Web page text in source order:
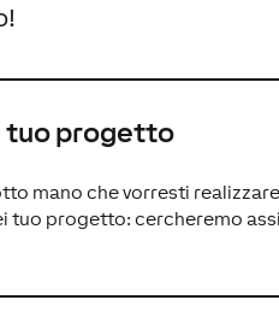
tuo progetto
mano che vorresti
tuo progetto: cercheremo